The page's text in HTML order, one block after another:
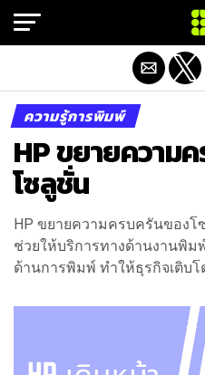
ความรู้การพิมพ์
HP ขยายความ
โซลูชั่น
HP ขยายความครบครันของโ
ช่วยให้บริการทางด้านงานพิม
ด้านการพิมพ์ ทำให้ธุรกิจเติบโ
Exit